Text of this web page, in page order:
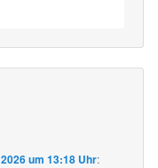
um 13:18 Uhr: